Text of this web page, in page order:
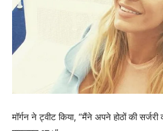
मॉर्गन ने ट्वीट किया, “मैंने अपने होठों की